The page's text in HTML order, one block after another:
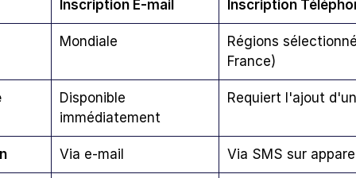
Inscription E-mail Inscription
Mondiale
Régions
France)
Disponible
immédiatement
Requiert l'ajout
Via e-mail Via SMS sur